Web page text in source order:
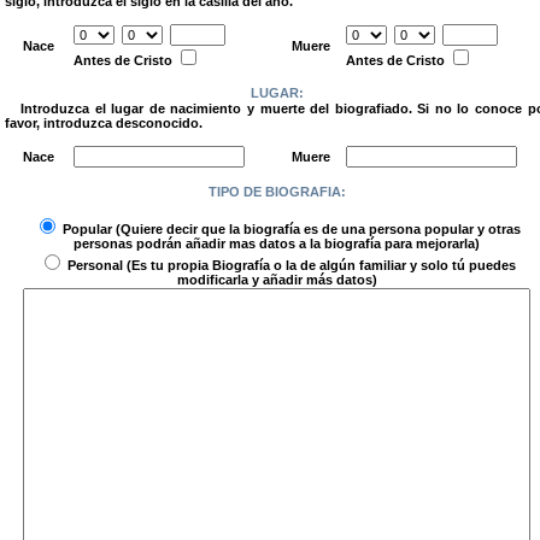
Nace
Antes de Cristo
Muere
Antes de Cristo
LUGAR:
Introduzca el lugar de nacimiento y muerte del biografiado. Si no lo conoce
favor, introduzca desconocido.
Nace
Muere
TIPO DE BIOGRAFIA:
Popular(Quiere decir que la biografía es de una persona popular y otras
personas podrán añadir mas datos a la biografía para mejorarla)
Personal(Es tu propia Biografía o la de algún familiar y solo tú puedes
modificarla y añadir más datos)